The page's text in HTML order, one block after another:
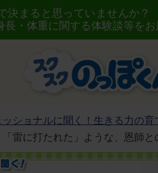
決まると思っていませんか
長・体重に関する体験談等を
ッショナルに聞く！生きる力の育
「雷に打たれた」ような、恩師と